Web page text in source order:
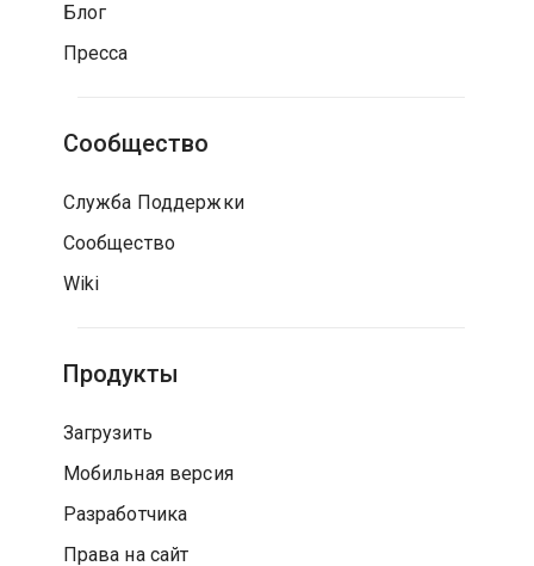
Блог
Пресса
Сообщество
Служба Поддержки
Сообщество
Wiki
Продукты
Загрузить
Мобильная версия
Разработчика
Права на сайт